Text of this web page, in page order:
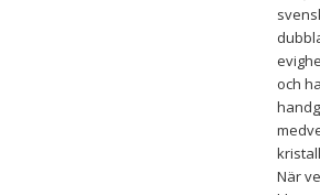
och
När